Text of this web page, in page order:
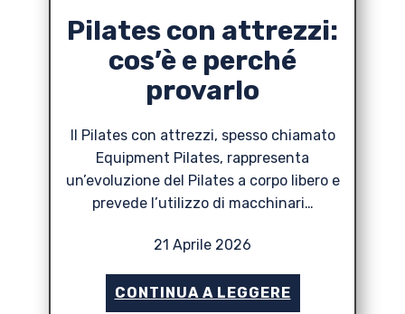
Pilates con attrezzi:
cos’è e perché
provarlo
Il Pilates con attrezzi, spesso chiamato
Equipment Pilates, rappresenta
un’evoluzione del Pilates a corpo libero e
prevede l’utilizzo di macchinari…
21 Aprile 2026
CONTINUA A LEGGERE